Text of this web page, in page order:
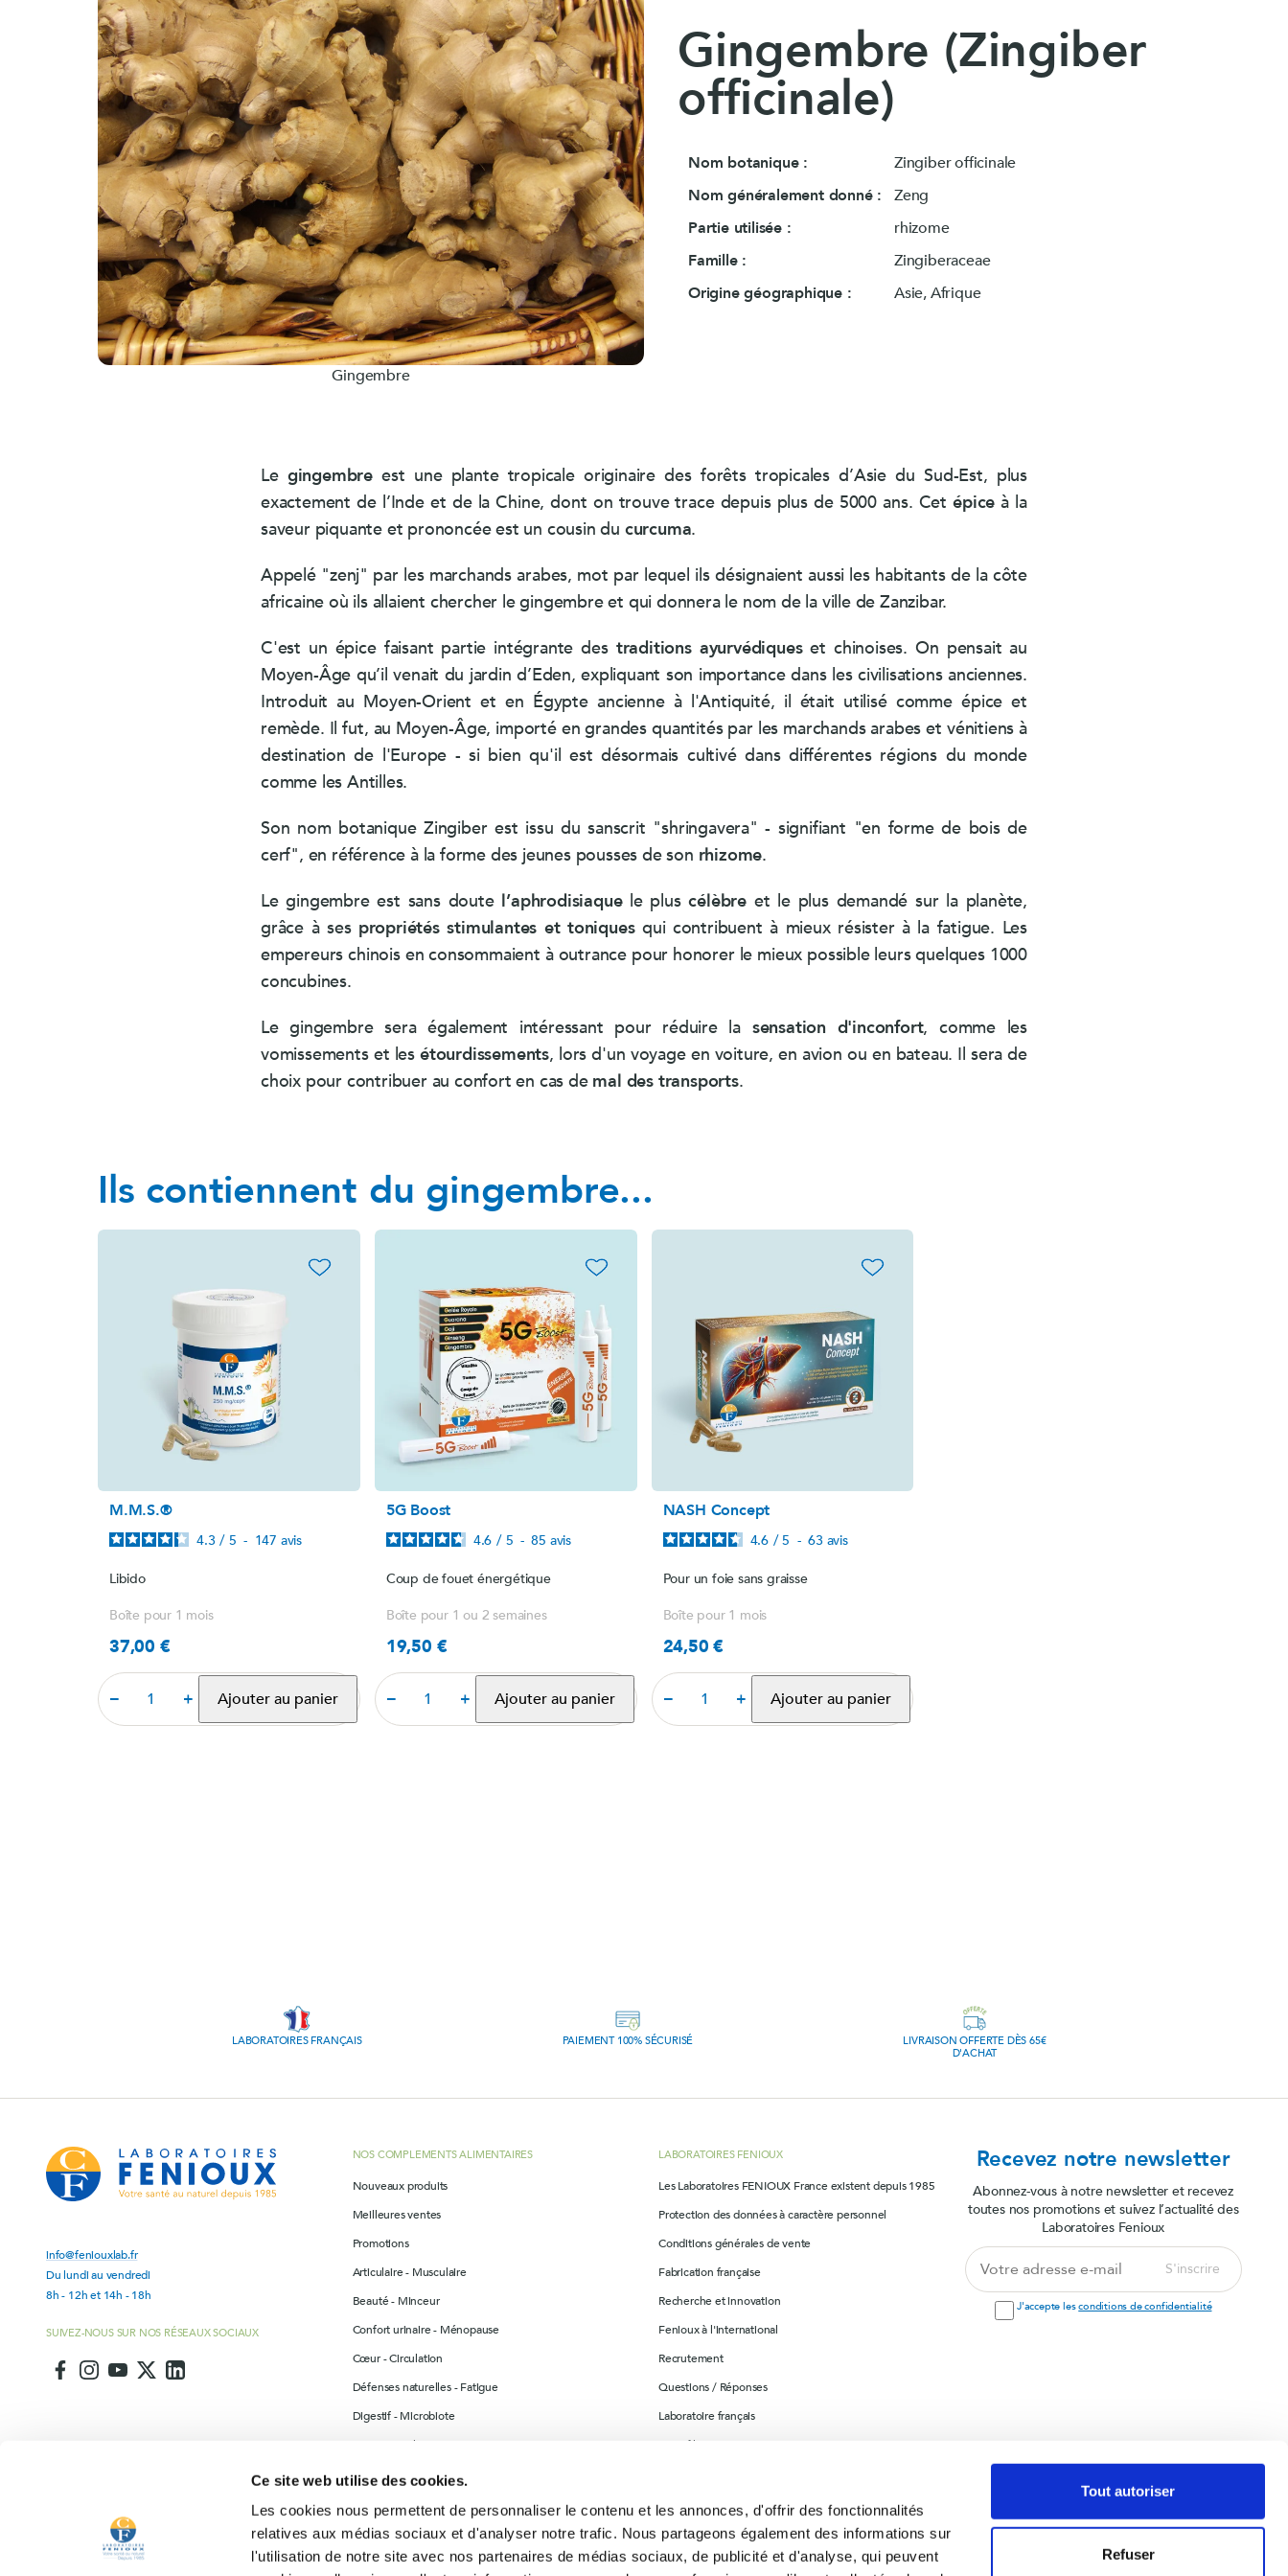
Ce site web utilise des cookies.
Les cookies nous permettent de personnaliser le contenu et les annonces, d'offrir des fonctionnalités
relatives aux médias sociaux et d'analyser notre trafic. Nous partageons également des informations sur
l'utilisation de notre site avec nos partenaires de médias sociaux, de publicité et d'analyse, qui peuvent
Tout autoriser
Refuser
Système nerveux
DOPA Concept
SafraZen®
Trypto B6
Magnésium marin Evolution
Griffonia
Hericium
MéthylSam'Active®
Magnésium marin
Carbonate de magnésium
Oméga 3 fort
Magnésium marin Evolution
Magnésium marin
Stress
B.O. Concept
Bacopa (Bacopa monnieri)
LithoEscholtzia
Rhodiola (Rhodiola rosea)
LithoAubépine
Capacités mentales
B.O. Concept
Gentiane forte
LithoGinkgo
MemoConcept®
MemoConcept® (lot)
Gentiane forte
Gentiane Mélisse
Rhodiola (Rhodiola rosea)
Pack
Magnésium marin
Système nerveux
LithoGinkgo
Gingembre
Gingembre (Zingiber
officinale)
Nom botanique :
Zingiber officinale
Nom généralement donné :
Zeng
Partie utilisée :
rhizome
Famille :
Zingiberaceae
Origine géographique :
Asie, Afrique
Le gingembre est une plante tropicale originaire des forêts tropicales d’Asie du Sud-Est, plus
exactement de l’Inde et de la Chine, dont on trouve trace depuis plus de 5000 ans. Cetépice à la
saveur piquante et prononcée est un cousin du curcuma.
Appelé "zenj" par les marchands arabes, mot par lequel ils désignaient aussi les habitants de la côte
africaine où ils allaient chercher le gingembre et qui donnera le nom de la ville de Zanzibar.
C'est un épice faisant partie intégrante des traditions ayurvédiqueset chinoises. On pensait au
Moyen-Âge qu’il venait du jardin d’Eden, expliquant son importance dans les civilisations anciennes.
Introduit au Moyen-Orient et en Égypte ancienne à l'Antiquité, il était utilisé comme épice et
remède. Il fut, au Moyen-Âge, importé en grandes quantités par les marchands arabes et vénitiens à
destination de l'Europe - si bien qu'il est désormais cultivé dans différentes régions du monde
comme les Antilles.
Son nom botanique Zingiber est issu du sanscrit "shringavera" - signifiant "en forme de bois de
cerf", en référence à la forme des jeunes pousses de son rhizome.
Le gingembre est sans doute l’aphrodisiaquele pluscélèbre et le plus demandé sur la planète,
grâce à ses propriétés stimulantes et toniquesqui contribuent à mieux résister à la fatigue. Les
empereurs chinois en consommaient à outrance pour honorer le mieux possible leurs quelques 1000
concubines.
Le gingembre sera également intéressant pour réduire la sensation d'inconfort, comme les
vomissements et lesétourdissements, lors d'un voyage en voiture, en avion ou en bateau. Il sera de
choix pour contribuer au confort en cas de mal des transports.
Ils contiennent du gingembre...
favorite_border
M.M.S.®
4.3 / 5 - 147 avis
Libido
Boîte pour 1 mois
Prix
37,00 €
− + Ajouter au panier
favorite_border
5G Boost
4.6 / 5 - 85 avis
Coup de fouet énergétique
Boîte pour 1 ou 2 semaines
Prix
19,50 €
− + Ajouter au panier
favorite_border
NASH Concept
4.6 / 5 - 63 avis
Pour un foie sans graisse
Boîte pour 1 mois
Prix
24,50 €
− + Ajouter au panier
LABORATOIRES FRANÇAIS PAIEMENT 100% SÉCURISÉ
LIVRAISON OFFERTE DÈS 65€
D'ACHAT
info@feniouxlab.fr
Du lundi au vendredi
8h - 12h et 14h - 18h
SUIVEZ-NOUS SUR NOS RÉSEAUX SOCIAUX
NOS COMPLEMENTS ALIMENTAIRES
Nouveaux produits
Meilleures ventes
Promotions
Articulaire - Musculaire
Beauté - Minceur
Confort urinaire - Ménopause
Cœur - Circulation
Défenses naturelles - Fatigue
Digestif - Microbiote
Drainage - Elimination
Les incontournables
Produits divers
Sommeil - Sérénité
LABORATOIRES FENIOUX
Les Laboratoires FENIOUX France existent depuis 1985
Protection des données à caractère personnel
Conditions générales de vente
Fabrication française
Recherche et innovation
Fenioux à l'international
Recrutement
Questions / Réponses
Laboratoire français
Contrôle & suivi
Contactez-nous
Plan du site
Recevez notre newsletter
Abonnez-vous à notre newsletter et recevez
toutes nos promotions et suivez l’actualité des
Laboratoires Fenioux
adresse
e-
mail
S'inscrire
J'accepte lesconditions de confidentialité